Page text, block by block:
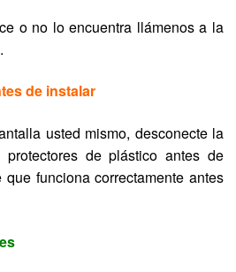
o no lo encuentra llámenos a la
de instalar
usted mismo, desconecte la
de plástico antes de
funciona correctamente antes